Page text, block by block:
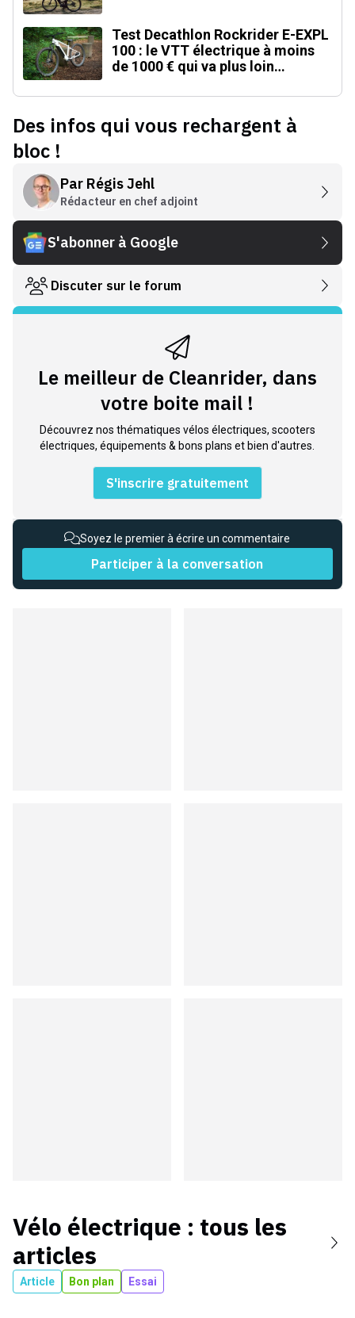
Test Decathlon Rockrider E-EXPL
100 : le VTT électrique à moins
de 1000 € qui va plus loin
Des infos qui vous rechargent à
bloc !
Par Régis Jehl
Rédacteur en chef adjoint
S'abonner à Google
Discuter sur le forum
Le meilleur de Cleanrider, dans
votre boite mail !
Découvrez nos thématiques vélos électriques, scooters
électriques, équipements & bons plans et bien d'autres.
S'inscrire gratuitement
Soyez le premier à écrire un commentaire
Participer à la conversation
Vélo électrique : tous les
articles
Article Bon plan Essai